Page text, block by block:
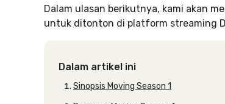
Dalam ulasan berikutnya, kami akan
untuk ditonton di platform streaming
Dalam artikel ini
Sinopsis Moving Season 1